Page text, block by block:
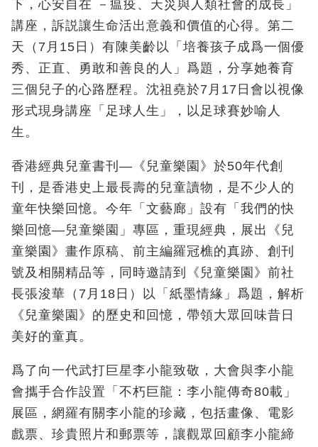
下，心安自在 －瘟疫、天災與人類社會的成長」
講座，訴説讓生命活出意義和價值的心得。第二
天（7月15日）有陳美齡以「培養孩子成爲一個優
秀、正直、勇敢和善良的人」爲題，分享她養育
三個兒子的心路歷程。沈祖堯於7月17日會以視像
形式現身講座「足球人生」，以足球賽妙喻人
生。
香港經典兒童書刊—《兒童樂園》於50年代創
刊，是香港史上最長壽的兒童讀物，是不少人的
童年快樂回憶。今年「文藝廊」設有「我們的快
樂回憶—兒童樂園」專區，重現經典，展出《兒
童樂園》畫作原稿、前主編羅冠樵的真跡、創刊
號及相關精品等，同時邀請到《兒童樂園》前社
長張浚華（7月18日）以「紙墨情緣」爲題，解析
《兒童樂園》的歷史和回憶，帶領大眾回味昔日
美好的童真。
爲了向一代武打巨星李小龍致敬，大會與李小龍
會攜手合作設置「不朽巨龍：李小龍傳奇80載」
展區，網羅有關李小龍的珍藏，包括畫像、電影
戲票、珍貴照片和郵票等，讓觀眾回顧李小龍締